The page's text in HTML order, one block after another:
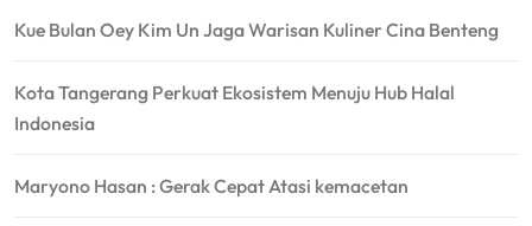
Kue Bulan Oey Kim Un Jaga Warisan Kuliner Cina Benteng
Kota Tangerang Perkuat Ekosistem Menuju Hub Halal
Indonesia
Maryono Hasan : Gerak Cepat Atasi kemacetan